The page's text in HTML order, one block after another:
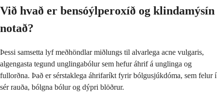
Við hvað er bensóýlperoxíð og klindamýsín
notað?
Þessi samsetta lyf meðhöndlar miðlungs til alvarlega acne vulgaris,
algengasta tegund unglingabólur sem hefur áhrif á unglinga og
fullorðna. Það er sérstaklega áhrifaríkt fyrir bólgusjúkdóma, sem felur í
sér rauða, bólgna bólur og dýpri blöðrur.